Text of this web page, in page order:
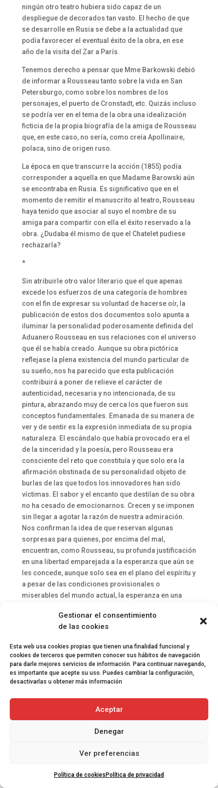
Gestionar el consentimiento
de las cookies
Esta web usa cookies propias que tienen una finalidad funcional y
cookies de terceros que permiten conocer sus hábitos de navegación
para darle mejores servicios de información. Para continuar navegando,
es importante que acepte su uso. Puedes cambiar la configuración,
desactivarlas u obtener más información
Aceptar
Denegar
Ver preferencias
Política de cookies Política de privacidad
ningún otro teatro hubiera sido capaz de un
despliegue de decorados tan vasto. El hecho de que
se desarrolle en Rusia se debe a la actualidad que
podía favorecer el eventual éxito de la obra, en ese
año de la visita del Zar a París.
Tenemos derecho a pensar que Mme Barkowski debió
de informar a Rousseau tanto sobre la vida en San
Petersburgo, como sobre los nombres de los
personajes, el puerto de Cronstadt, etc. Quizás incluso
se podría ver en el tema de la obra una idealización
ficticia de la propia biografía de la amiga de Rousseau
que, en este caso, no sería, como creía Apollinaire,
polaca, sino de origen ruso.
La época en que transcurre la acción (1855) podía
corresponder a aquella en que Madame Barowski aún
se encontraba en Rusia. Es significativo que en el
momento de remitir el manuscrito al teatro, Rousseau
haya tenido que asociar al suyo el nombre de su
amiga para compartir con ella el éxito reservado a la
obra. ¿Dudaba él mismo de que el Chatelet pudiese
rechazarla?
*
Sin atribuirle otro valor literario que el que apenas
excede los esfuerzos de una categoría de hombres
con el fin de expresar su voluntad de hacerse oír, la
publicación de estos dos documentos solo apunta a
iluminar la personalidad poderosamente definida del
Aduanero Rousseau en sus relaciones con el universo
que él se había creado. Aunque su obra pictórica
reflejase la plena existencia del mundo particular de
su sueño, nos ha parecido que esta publicación
contribuirá a poner de relieve el carácter de
autenticidad, necesaria y no intencionada, de su
pintura, abrazando muy de cerca los que fueron sus
conceptos fundamentales. Emanada de su manera de
ver y de sentir es la expresión inmediata de su propia
naturaleza. El escándalo que había provocado era el
de la sinceridad y la poesía, pero Rousseau era
consciente del reto que constituía y que solo era la
afirmación obstinada de su personalidad objeto de
burlas de las que todos los innovadores han sido
víctimas. El sabor y el encanto que destilan de su obra
no ha cesado de emocionarnos. Crecen y se imponen
sin llegar a agotar la razón de nuestra admiración.
Nos confirman la idea de que reservan algunas
sorpresas para quienes, por encima del mal,
encuentran, como Rousseau, su profunda justificación
en una libertad emparejada a la esperanza que aún se
les concede, aunque solo sea en el plano del espíritu y
a pesar de las condiciones provisionales o
miserables del mundo actual, la esperanza en una
Aduaneros están siempre dispuestos a defender
hasta las fronteras de lo posible.
Enviar comentario
Tu dirección de correo electrónico no será publicada.
Los campos obligatorios están marcados con